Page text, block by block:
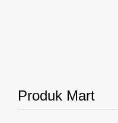
Produk Mart